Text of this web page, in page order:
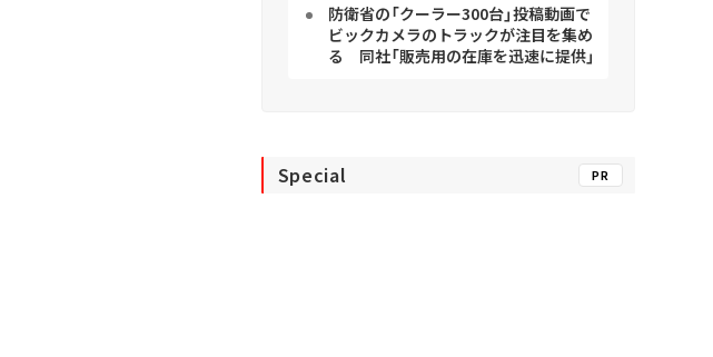
防衛省の「クーラー300台」投稿動画で
ビックカメラのトラックが注目を集め
る 同社「販売用の在庫を迅速に提供」
Special PR